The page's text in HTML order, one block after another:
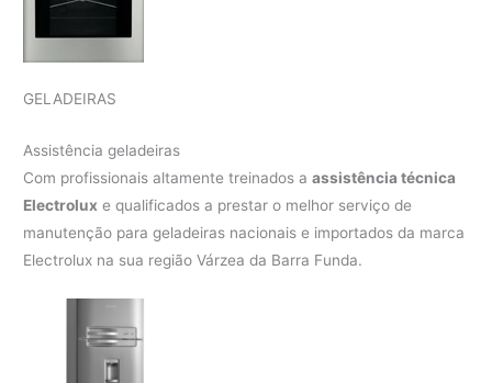
GELADEIRAS
Assistência geladeiras
Com profissionais altamente treinados aassistência técnica
Electrolux e qualificados a prestar o melhor serviço de
manutenção para geladeiras nacionais e importados da marca
Electrolux na sua região Várzea da Barra Funda.